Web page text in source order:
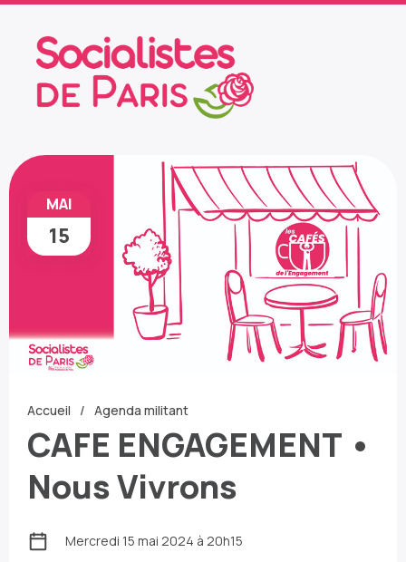
MAI
15
Accueil Agenda militant
CAFE ENGAGEMENT •
Nous Vivrons
Mercredi 15 mai 2024 à 20h15